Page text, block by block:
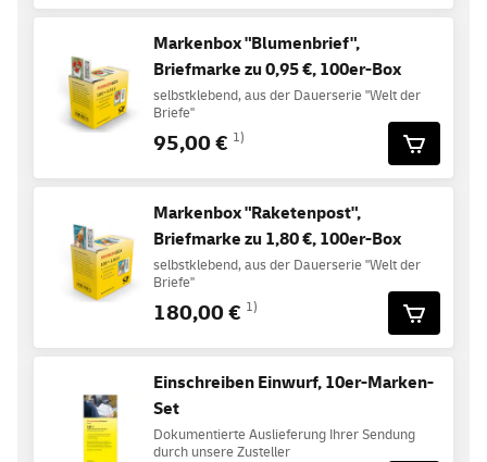
Markenbox "Blumenbrief",
Briefmarke zu 0,95 €, 100er-Box
selbstklebend, aus der Dauerserie "Welt der
Briefe"
95,00 € 1)
Markenbox "Raketenpost",
Briefmarke zu 1,80 €, 100er-Box
selbstklebend, aus der Dauerserie "Welt der
Briefe"
180,00 € 1)
Einschreiben Einwurf, 10er-Marken-
Set
Dokumentierte Auslieferung Ihrer Sendung
durch unsere Zusteller